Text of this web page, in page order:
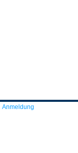
Anmeldung